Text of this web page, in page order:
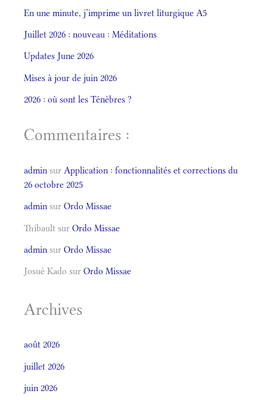
En une minute, j’imprime un livret liturgique A5
Juillet 2026 : nouveau : Méditations
Updates June 2026
Mises à jour de juin 2026
2026 : où sont les Ténèbres ?
Commentaires :
admin sur Application : fonctionnalités et corrections du
26 octobre 2025
admin sur Ordo Missae
Thibault sur Ordo Missae
admin sur Ordo Missae
Josué Kado sur Ordo Missae
Archives
août 2026
juillet 2026
juin 2026